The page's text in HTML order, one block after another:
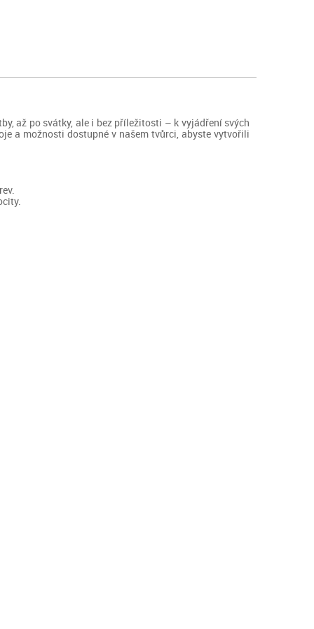
až po svátky, ale i bez příležitosti – k vyjádření svých
a možnosti dostupné v našem tvůrci, abyste vytvořili